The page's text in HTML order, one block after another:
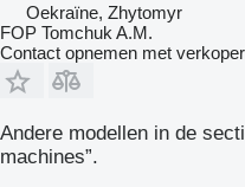
Oekraïne, Zhytomyr
FOP Tomchuk A.M.
Contact opnemen met verkoper
Andere modellen in de
machines”.